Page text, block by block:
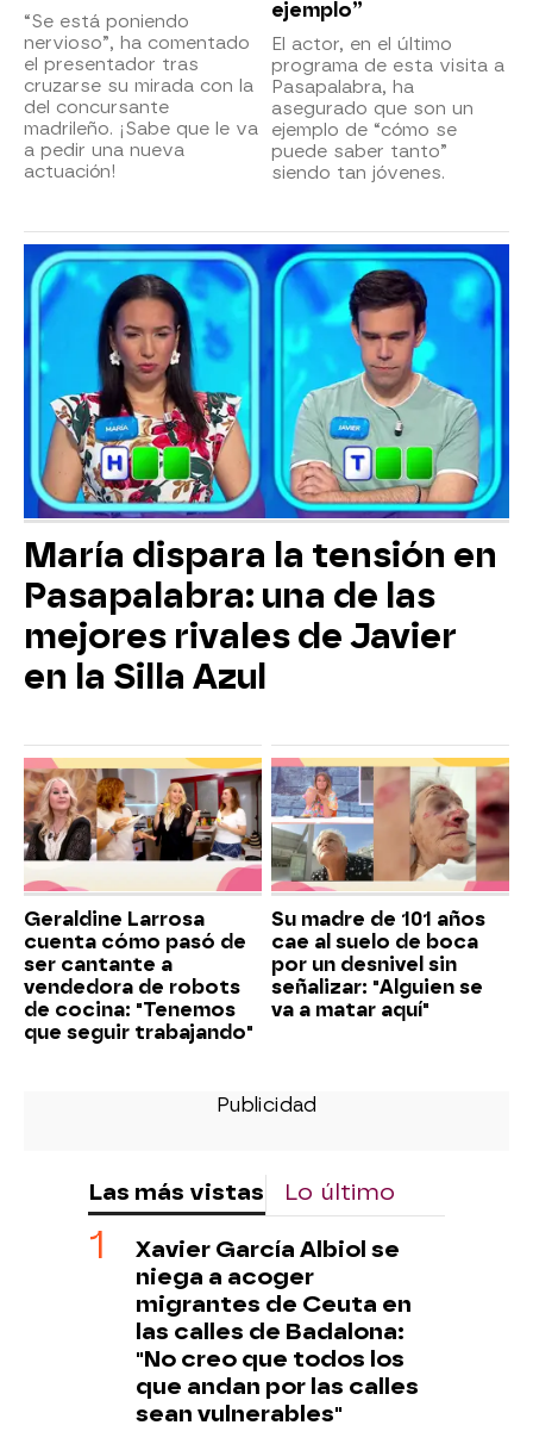
“Se está poniendo
nervioso”, ha comentado
el presentador tras
cruzarse su mirada con la
del concursante
madrileño. ¡Sabe que le va
a pedir una nueva
actuación!
ejemplo”
El actor, en el último
programa de esta visita a
Pasapalabra, ha
asegurado que son un
ejemplo de “cómo se
puede saber tanto”
siendo tan jóvenes.
María dispara la tensión en
Pasapalabra: una de las
mejores rivales de Javier
en la Silla Azul
Geraldine Larrosa
cuenta cómo pasó de
ser cantante a
vendedora de robots
de cocina: "Tenemos
que seguir trabajando"
Su madre de 101 años
cae al suelo de boca
por un desnivel sin
señalizar: "Alguien se
va a matar aquí"
Las más vistas Lo último
Xavier García Albiol se
niega a acoger
migrantes de Ceuta en
las calles de Badalona:
"No creo que todos los
que andan por las calles
sean vulnerables"